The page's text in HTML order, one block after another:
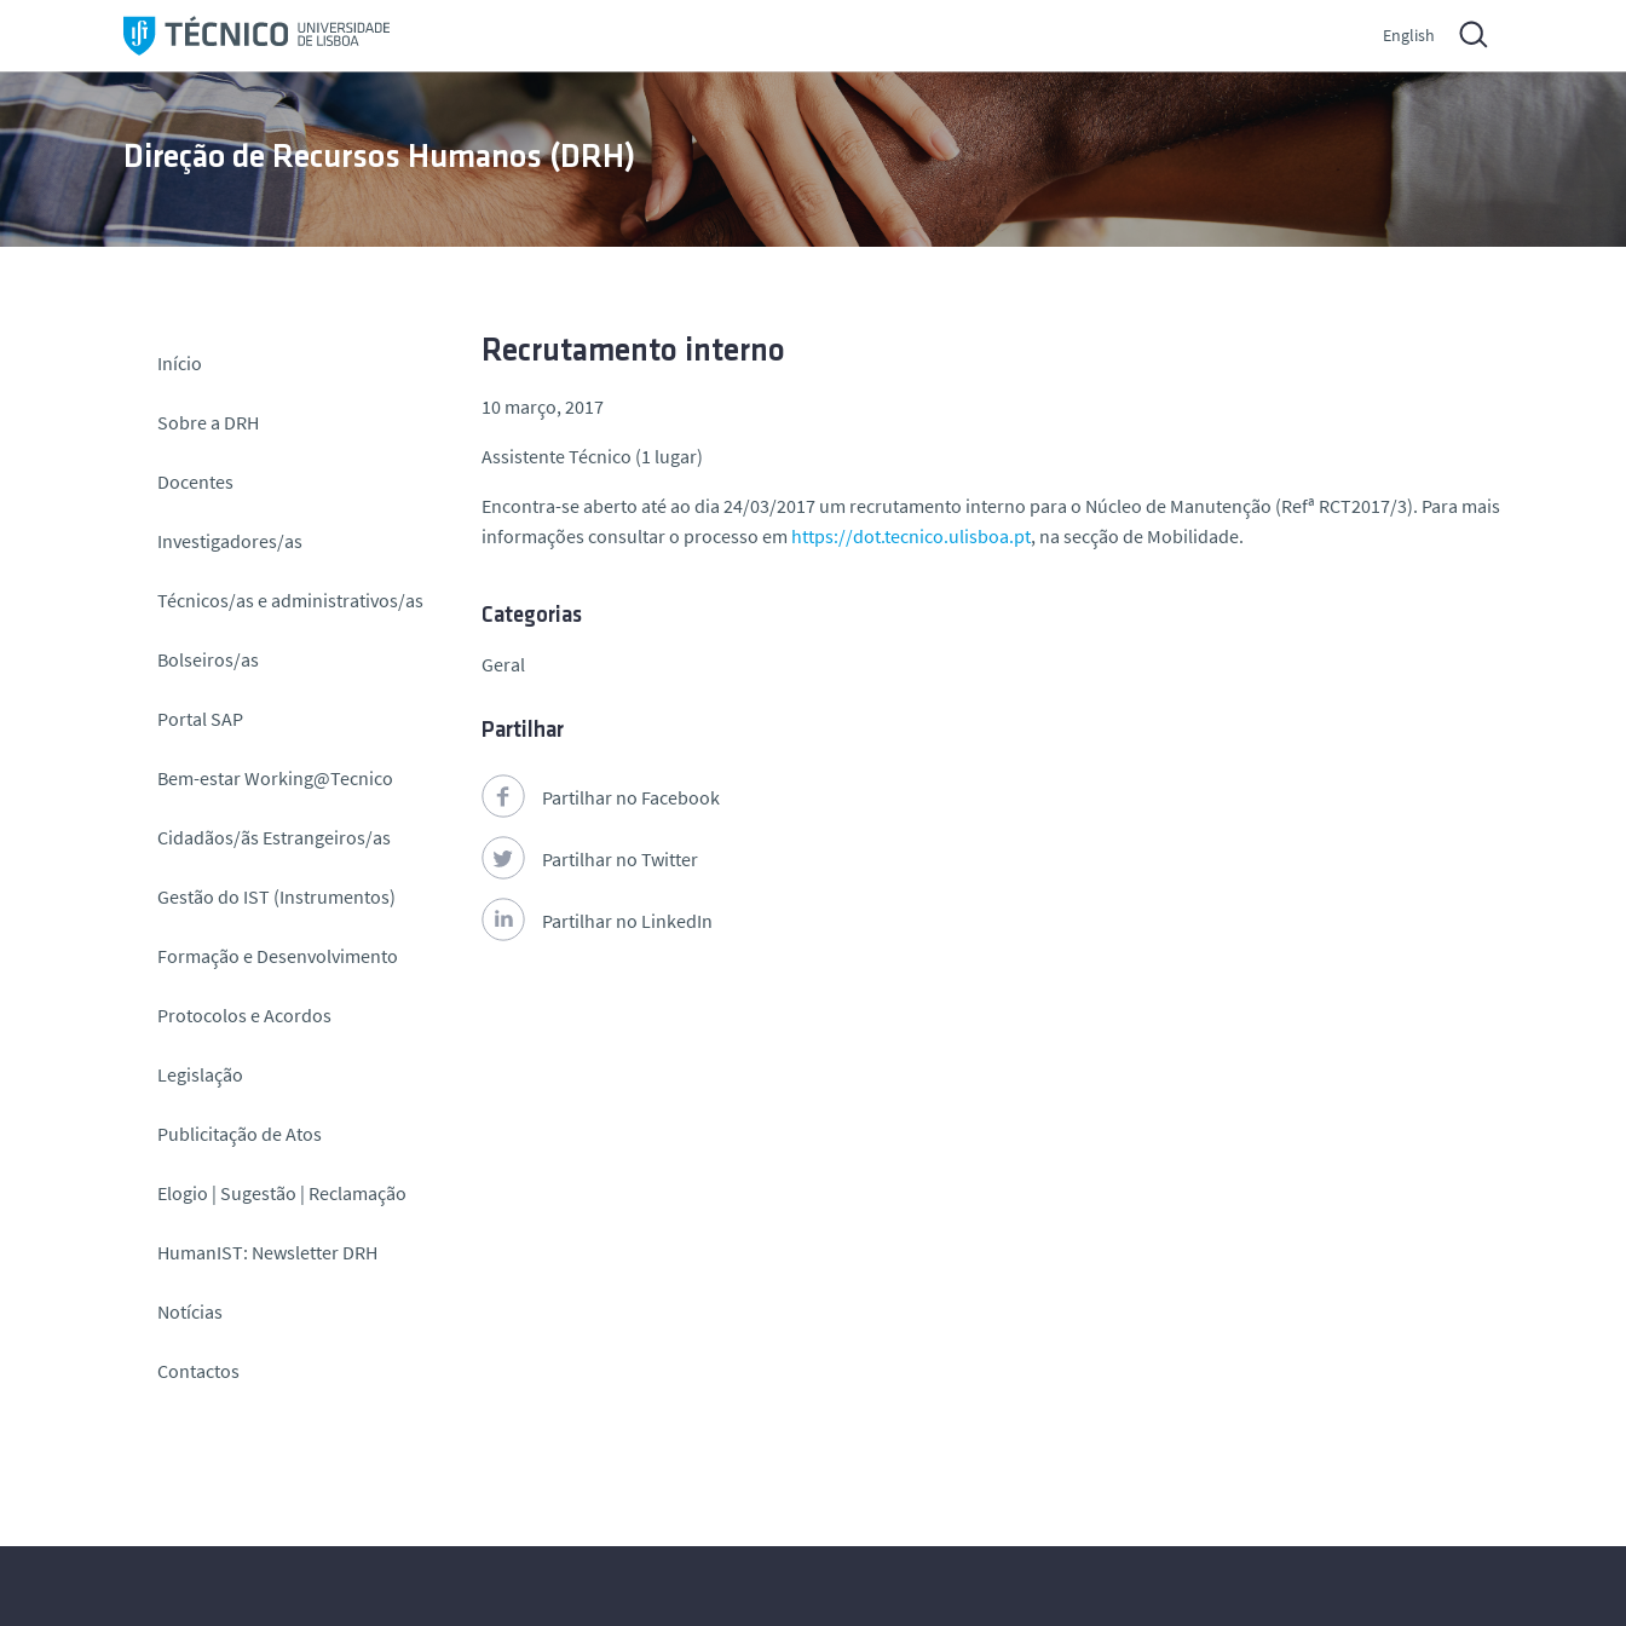
l
t
a
r
p
a
English
Direção de Recursos Humanos (DRH)
Início
Sobre a DRH
Docentes
Investigadores/as
Técnicos/as e administrativos/as
Bolseiros/as
Portal SAP
Bem-estar Working@Tecnico
Cidadãos/ãs Estrangeiros/as
Gestão do IST (Instrumentos)
Formação e Desenvolvimento
Protocolos e Acordos
Legislação
Publicitação de Atos
Elogio | Sugestão | Reclamação
HumanIST: Newsletter DRH
Notícias
Contactos
Recrutamento interno
10 março, 2017
Assistente Técnico (1 lugar)
Encontra-se aberto até ao dia 24/03/2017 um recrutamento interno para o Núcleo de Manutenção (Refª RCT2017/3). Para mais
informações consultar o processo em https://dot.tecnico.ulisboa.pt, na secção de Mobilidade.
Categorias
Geral
Partilhar
Partilhar no Facebook
Partilhar no Twitter
Partilhar no LinkedIn